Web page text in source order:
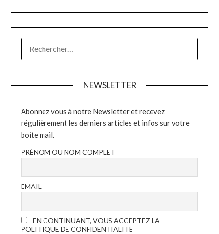
NEWSLETTER
Abonnez vous à notre Newsletter et recevez
régulièrement les derniers articles et infos sur votre
boite mail.
PRÉNOM OU NOM COMPLET
EMAIL
EN CONTINUANT, VOUS ACCEPTEZ LA
POLITIQUE DE CONFIDENTIALITÉ